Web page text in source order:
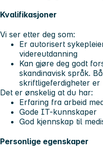
Kvalifikasjoner
Vi ser etter deg som:
Er autorisert
videreutdanning
Kan gjøre deg godt
skandinavisk språk.
skriftligeferdigheter er
Det er ønskelig at du har:
Erfaring fra arbeid
Gode IT-kunnskaper
God kjennskap til
Personlige egenskaper